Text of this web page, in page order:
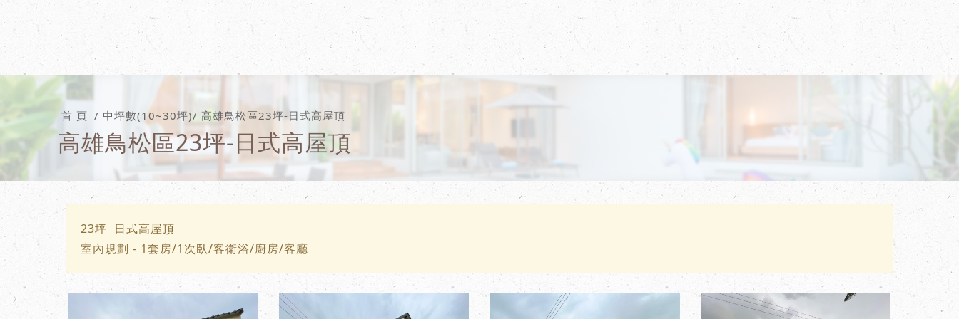
高雄鳥松區23坪-日式高屋頂
首 頁 中坪數(10~30坪) 高雄鳥松區23坪-日式高屋頂
23坪 日式高屋頂
室內規劃 - 1套房/1次臥/客衛浴/廚房/客廳